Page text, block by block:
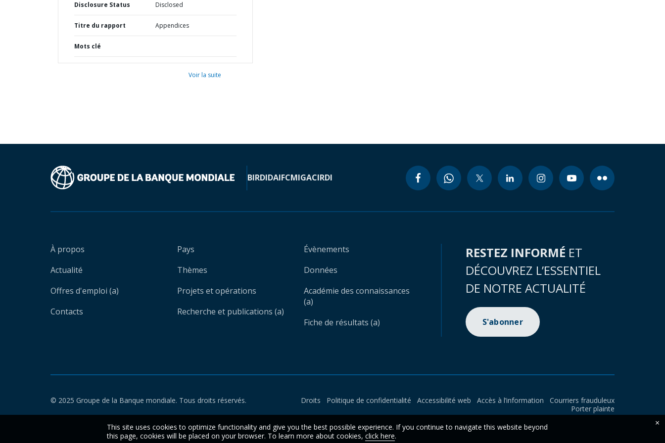
Disclosure Status Disclosed
Titre du rapport Appendices
Mots clé
Voir la suite
BIRDIDAIFCMIGACIRDI
À propos
Actualité
Offres d'emploi (a)
Contacts
Pays
Thèmes
Projets et opérations
Recherche et publications (a)
Évènements
Données
Académie des connaissances
(a)
Fiche de résultats (a)
RESTEZ INFORMÉ ET
DÉCOUVREZ L’ESSENTIEL
DE NOTRE ACTUALITÉ
S'abonner
© 2025 Groupe de la Banque mondiale. Tous droits réservés. Droits Politique de confidentialité Accessibilité web Accès à l’information
Courriers frauduleux
Porter plainte
This site uses cookies to optimize functionality and give you the best possible experience. If you continue to navigate this website beyond
this page, cookies will be placed on your browser. To learn more about cookies, click here.
×